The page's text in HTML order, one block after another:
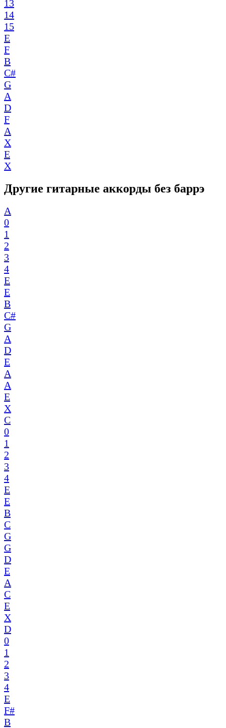
13
14
15
E
F
B
C#
G
A
D
F
A
X
E
X
Другие гитарные аккорды без баррэ
A
0
1
2
3
4
E
E
B
C#
G
A
D
E
A
A
E
X
C
0
1
2
3
4
E
E
B
C
G
G
D
E
A
C
E
X
D
0
1
2
3
4
E
F#
B